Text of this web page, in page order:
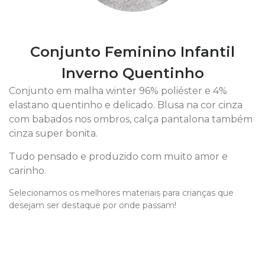
Conjunto Feminino Infantil
Inverno Quentinho
Conjunto em malha winter 96% poliéster e 4%
elastano quentinho e delicado. Blusa na cor cinza
com babados nos ombros, calça pantalona também
cinza super bonita.
Tudo pensado e produzido com muito amor e
carinho.
Selecionamos os melhores materiais para crianças que
desejam ser destaque por onde passam!